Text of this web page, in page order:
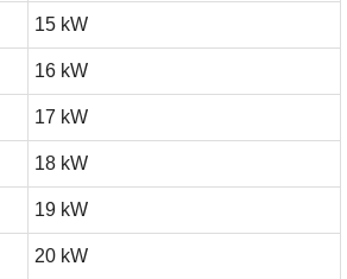
15 kW
16 kW
17 kW
18 kW
19 kW
20 kW